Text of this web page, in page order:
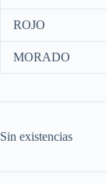
ROJO
MORADO
Sin existencias